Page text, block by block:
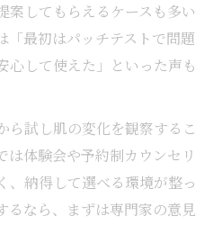
案してもらえるケースも多い
「最初はパッチテストで問題
心して使えた」といった声も
ら試し肌の変化を観察するこ
は体験会や予約制カウンセリ
、納得して選べる環境が整っ
るなら、まずは専門家の意見